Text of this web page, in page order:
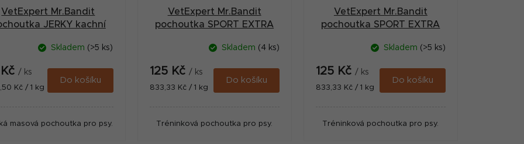
VetExpert Mr.Bandit
JERKY kachní
Skladem (>5 ks)
/ ks
Kč / 1 kg
Do košíku
masová pochoutka pro psy.
VetExpert Mr.Bandit
pochoutka SPORT EXTRA
Skladem (4 ks)
125 Kč / ks
Měrná
833,33 Kč / 1 kg
Do košíku
Tréninková pochoutka pro psy.
VetExpert Mr.Bandit
pochoutka SPORT EXTRA
Skladem (>5 ks)
125 Kč / ks
Měrná
833,33 Kč / 1 kg
Do košíku
Tréninková pochoutka pro psy.